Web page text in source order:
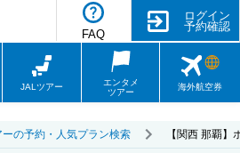
FAQ
ログイン
予約確認
JALツアー
エンタメ
ツアー
海外航空券
ーの予約・人気プラン検索 【関西 那覇